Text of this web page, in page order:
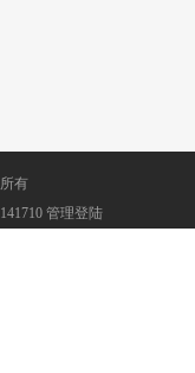
有
管理登陆